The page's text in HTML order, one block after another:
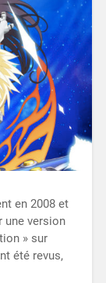
en 2008 et
une version
» sur
été revus,